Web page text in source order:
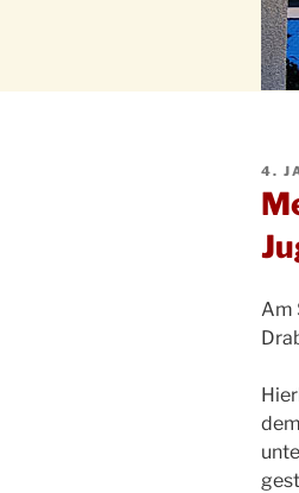
AM
4.
Am